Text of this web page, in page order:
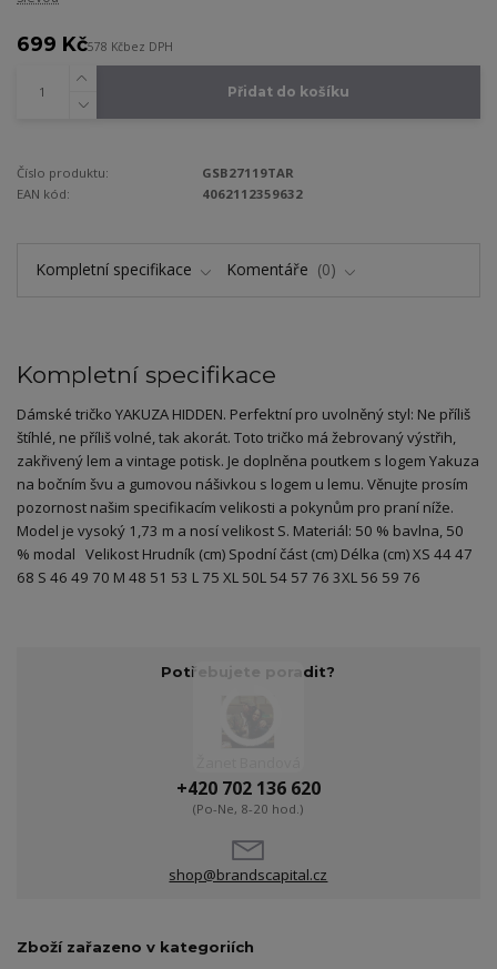
699 Kč578 Kčbez DPH
Přidat do košíku
Číslo produktu:
GSB27119TAR
EAN kód:
4062112359632
Kompletní specifikace Komentáře 0
Kompletní specifikace
Dámské tričko YAKUZA HIDDEN. Perfektní pro uvolněný styl: Ne příliš
štíhlé, ne příliš volné, tak akorát. Toto tričko má žebrovaný výstřih,
zakřivený lem a vintage potisk. Je doplněna poutkem s logem Yakuza
na bočním švu a gumovou nášivkou s logem u lemu. Věnujte prosím
pozornost našim specifikacím velikosti a pokynům pro praní níže.
Model je vysoký 1,73 m a nosí velikost S. Materiál: 50 % bavlna, 50
% modal Velikost Hrudník (cm) Spodní část (cm) Délka (cm) XS 44 47
68 S 46 49 70 M 48 51 53 L 75 XL 50L 54 57 76 3XL 56 59 76
Potřebujete poradit?
+420 702 136 620
(Po-Ne, 8-20 hod.)
shop@brandscapital.cz
Zboží zařazeno v kategoriích